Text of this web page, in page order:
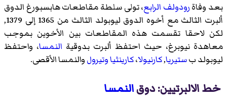
بعد وفاةرودولف الرابع، تولى سلطة مقاطعات هابسبورغ الدوق
ألبرت الثالث مع أخوه الدوق ليوبولد الثالث من 1365 إلى 1379,
لكن لاحقا تقسمت هذه المقاطعات بين الأخوين بموجب
معاهدة نيوبرغ، حيث احتفظ ألبرت بدوقية النمسا، واحتفظ
ليوبولد بستيريا,كارنيولا،كارينثياوتيرولوالنمسا الأقصى.
خط الالبرتيين: دوقالنمسا